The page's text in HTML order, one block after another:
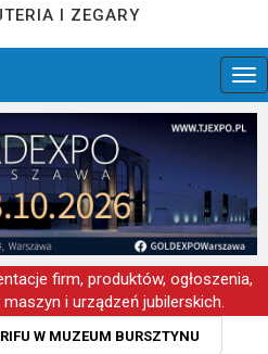
I ZEGARY
firm, produktów, ogłoszenia,
i urządzeń jubilerskich.
W MUZEUM BURSZTYNU